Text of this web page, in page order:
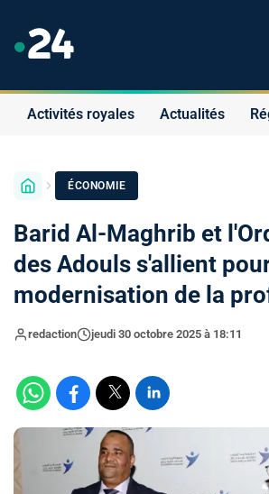
Activités royales Actualités
ÉCONOMIE
Barid Al-Maghrib et
des Adouls s'allient
modernisation de la
redaction jeudi 30 octobre 2025 à 18:11